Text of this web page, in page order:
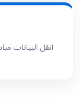
انقل البيانات